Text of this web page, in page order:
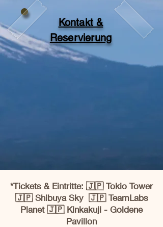
Kontakt &
Reservierung
*Tickets & Eintritte: 🇯🇵 Tokio Tower
🇯🇵 Shibuya Sky 🇯🇵 TeamLabs
Planet 🇯🇵 Kinkakuji - Goldene
Pavillon